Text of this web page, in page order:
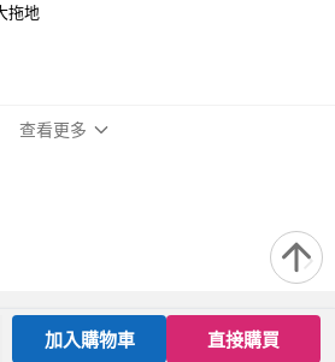
拖地
客廳、浴室、廚房、陽台、餐廳、室
查看更多
加入購物車 直接購買